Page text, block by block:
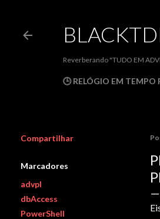
Reverberando "TUDO EM
🕒 RELÓGIO EM TEMPO
Compartilhar
Marcadores
advpl
dbAccess
PowerShell